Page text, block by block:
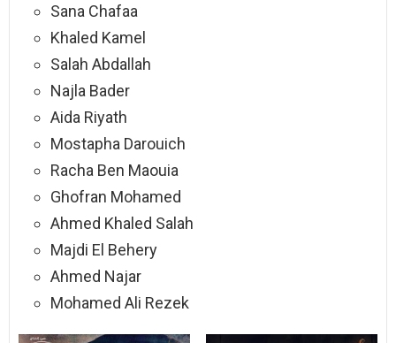
Sana Chafaa
Khaled Kamel
Salah Abdallah
Najla Bader
Aida Riyath
Mostapha Darouich
Racha Ben Maouia
Ghofran Mohamed
Ahmed Khaled Salah
Majdi El Behery
Ahmed Najar
Mohamed Ali Rezek